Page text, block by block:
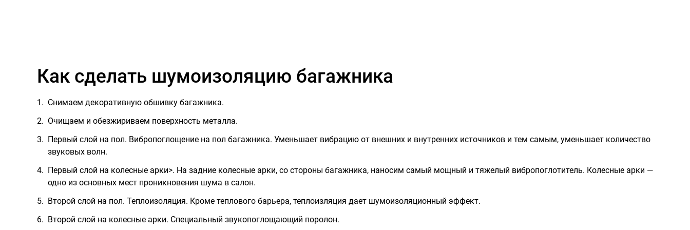
Как сделать шумоизоляцию багажника
Снимаем декоративную обшивку багажника.
Очищаем и обезжириваем поверхность металла.
Первый слой на пол. Вибропоглощение на пол багажника. Уменьшает вибрацию от внешних и внутренних источников и тем самым, уменьшает количество
звуковых волн.
Первый слой на колесные арки>. На задние колесные арки, со стороны багажника, наносим самый мощный и тяжелый вибропоглотитель. Колесные арки —
одно из основных мест проникновения шума в салон.
Второй слой на пол. Теплоизоляция. Кроме теплового барьера, теплоизляция дает шумоизоляционный эффект.
Второй слой на колесные арки. Специальный звукопоглощающий поролон.